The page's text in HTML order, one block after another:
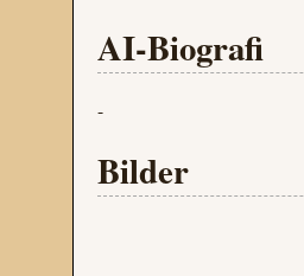
AI-Biografi
-
Bilder